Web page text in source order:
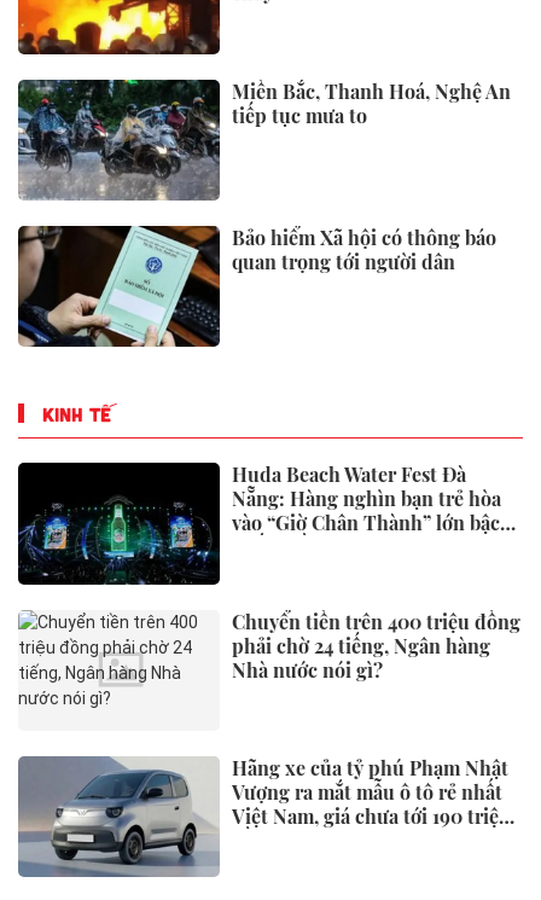
Miền Bắc, Thanh Hoá, Nghệ An
tiếp tục mưa to
Bảo hiểm Xã hội có thông báo
quan trọng tới người dân
KINH TẾ
Huda Beach Water Fest Đà
Nẵng: Hàng nghìn bạn trẻ hòa
vào “Giờ Chân Thành” lớn bậc
Chuyển tiền trên 400 triệu đồng
phải chờ 24 tiếng, Ngân hàng
Nhà nước nói gì?
Hãng xe của tỷ phú Phạm Nhật
Vượng ra mắt mẫu ô tô rẻ nhất
Việt Nam, giá chưa tới 190 triệu